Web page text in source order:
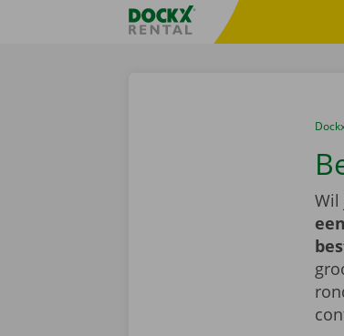
Taalselectie overslaanFratello DEMO
U
van
Wil